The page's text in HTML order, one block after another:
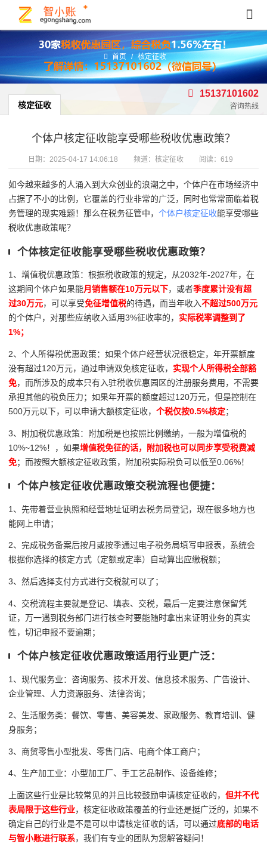
首页 / 核定征收
核定征收
15137101602
咨询热线
个体户核定征收能享受哪些税收优惠政策？
日期： 2025-04-17 14:06:18 频道： 核定征收 阅读：619
如今越来越多的人涌入到大众创业的浪潮之中，个体户在市场经济中
占据了不小的比例，它覆盖的行业非常的广泛，同时也常常面临着税
务管理的现实难题！那么在税务征管中， 个体户核定征收能享受哪些
税收优惠政策呢？
个体核定征收能享受哪些税收优惠政策？
1、增值税优惠政策：根据税收政策的规定，从2032年-2027年，在
这期间个体户如果能月销售额在10万元以下，或者季度累计没有超
过30万元，可以享受免征增值税的待遇，而当年收入不超过500万元
的个体户，对那些应纳收入适用3%征收率的， 实际税率调整到了
1%；
2、个人所得税优惠政策：如果个体户经营状况很稳定，年开票额度
没有超过120万元，通过申请双免核定征收， 实现个人所得税全部豁
免，而所涉及的成本只有入驻税收优惠园区的注册服务费用，不需要
承担其他的税负压力；如果年开票的额度超过120万元，但是控制在
500万元以下，可以申请大额核定征收， 个税仅按0.5%核定；
3、附加税优惠政策：附加税是也按照比例缴纳，一般为增值税的
10%~12%！，如果增值税免征的话，附加税也可以同步享受税费减
免；而按照大额核定征收政策，附加税实际税负可以低至0.06%！
个体户核定征收优惠政策交税流程也便捷：
1、先带着营业执照和经营地址证明去税务局登记，现在很多地方也
能网上申请；
2、完成税务备案后按月或按季通过电子税务局填写申报表，系统会
根据你选择的核定方式（定额或定率）自动算出应缴税额；
3、然后选择支付方式进行交税就可以了；
4、交税流程主要就是登记、填表、交税，最后一定要注意保留凭
证，万一遇到税务部门进行核查时要能随时拿出来证明业务的真实
性，切记申报不要逾期；
个体户核定征收优惠政策适用行业更广泛：
1、现代服务业：咨询服务、技术开发、信息技术服务、广告设计、
企业管理、人力资源服务、法律咨询；
2、生活服务类：餐饮、零售、美容美发、家政服务、教育培训、健
身服务；
3、商贸零售小型批发、零售门店、电商个体工商户；
4、生产加工业：小型加工厂、手工艺品制作、设备维修；
上面这些行业是比较常见的并且比较鼓励申请核定征收的， 但并不代
表局限于这些行业，核定征收政策覆盖的行业还是挺广泛的，如果不
确定自己的行业是不是可以申请核定征收的话，可以通过底部的电话
与智小账进行联系，我们有专业的团队为您解答疑问！